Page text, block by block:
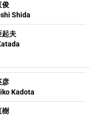
俊
Shida
起夫
彦
Kadota
樹